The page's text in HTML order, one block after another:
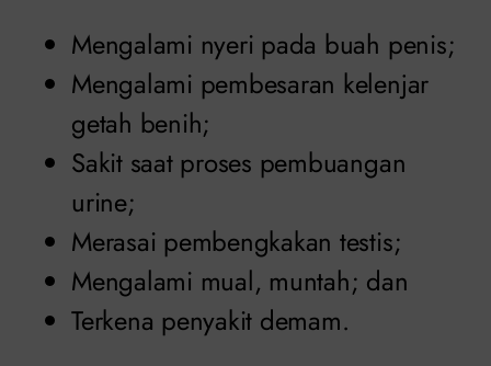
Mengalami nyeri pada buah penis;
Mengalami pembesaran kelenjar
getah benih;
Sakit saat proses pembuangan
urine;
Merasai pembengkakan testis;
Mengalami mual, muntah; dan
Terkena penyakit demam.